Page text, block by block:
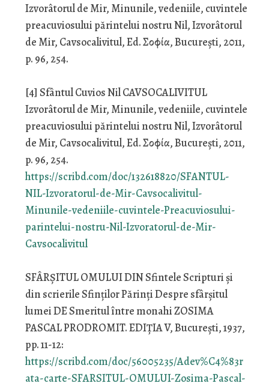
Izvorâtorul de Mir, Minunile, vedeniile, cuvintele
preacuviosului părintelui nostru Nil, Izvorâtorul
de Mir, Cavsocalivitul, Ed. Σοφία, București, 2011,
p. 96, 254.
[4] Sfântul Cuvios Nil CAVSOCALIVITUL
Izvorâtorul de Mir, Minunile, vedeniile, cuvintele
preacuviosului părintelui nostru Nil, Izvorâtorul
de Mir, Cavsocalivitul, Ed. Σοφία, București, 2011,
p. 96, 254.
https://scribd.com/doc/132618820/SFANTUL-
NIL-Izvoratorul-de-Mir-Cavsocalivitul-
Minunile-vedeniile-cuvintele-Preacuviosului-
parintelui-nostru-Nil-Izvoratorul-de-Mir-
Cavsocalivitul
SFÂRȘITUL OMULUI DIN Sfintele Scripturi și
din scrierile Sfinților Părinți Despre sfârșitul
lumei DE Smeritul între monahi ZOSIMA
PASCAL PRODROMIT. EDIȚIA V, București, 1937,
pp. 11-12:
https://scribd.com/doc/56005235/Adev%C4%83r
ata-carte-SFARSITUL-OMULUI-Zosima-Pascal-